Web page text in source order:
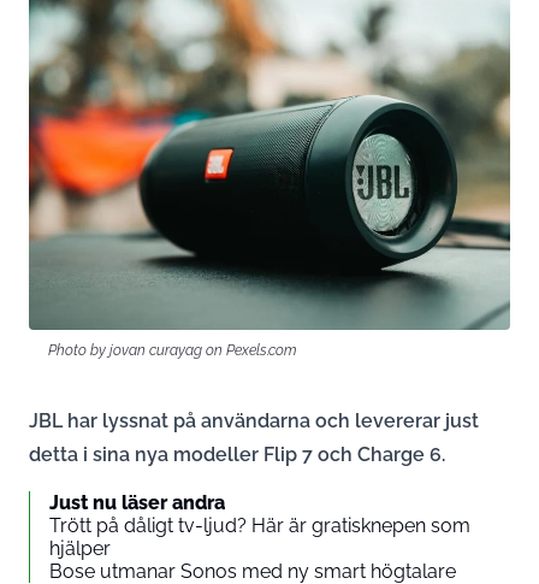
Photo by jovan curayag on Pexels.com
JBL har lyssnat på användarna och levererar just
detta i sina nya modeller Flip 7 och Charge 6.
Just nu läser andra
Trött på dåligt tv-ljud? Här är gratisknepen som
hjälper
Bose utmanar Sonos med ny smart högtalare